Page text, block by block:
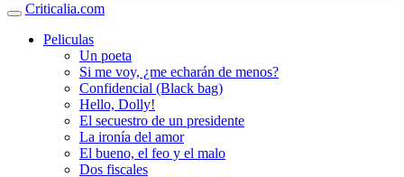
Criticalia.com
Peliculas
Un poeta
Si me voy, ¿me echarán de menos?
Confidencial (Black bag)
Hello, Dolly!
El secuestro de un presidente
La ironía del amor
El bueno, el feo y el malo
Dos fiscales